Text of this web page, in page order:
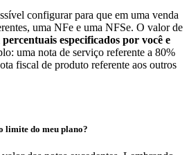
configurar para que em uma venda
uma NFe e uma NFSe. O valor de
percentuais especificados por você e
uma nota de serviço referente a 80%
fiscal de produto referente aos outros
limite do meu plano?